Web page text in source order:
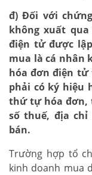
đ) Đối với
không xuất
điện tử được
mua là cá nhân
hóa đơn điện
phải có ký hiệu
thứ tự hóa đơn,
số thuế, địa
bán.
Trường hợp tổ
kinh doanh mua